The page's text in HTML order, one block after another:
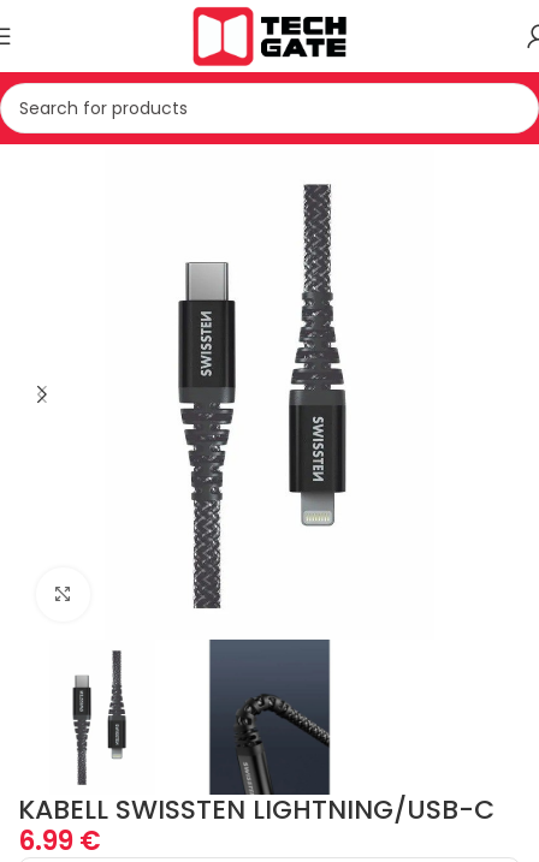
Kreu TELEFONIA AKSESOR PER TELEFON
Click to enlarge
KABELL SWISSTEN LIGHTNING/USB-C
6.99€